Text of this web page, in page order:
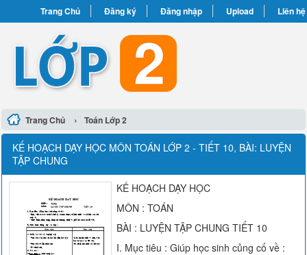
Trang Chủ Đăng ký Đăng nhập Upload Liên hệ
Trang Chủ › Toán Lớp 2
KẾ HOẠCH DẠY HỌC MÔN TOÁN LỚP 2 - TIẾT 10, BÀI: LUYỆN
TẬP CHUNG
KẾ HOẠCH DẠY HỌC
MÔN : TOÁN
BÀI : LUYỆN TẬP CHUNG TIẾT 10
I. Mục tiêu : Giúp học sinh củng cố về :